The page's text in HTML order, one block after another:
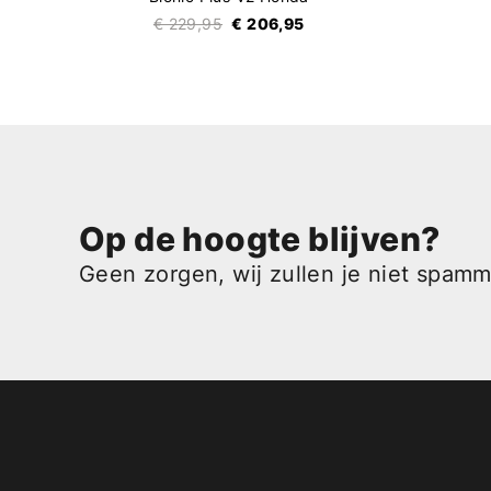
€ 229,95 € 206,95
Op de hoogte blijven?
Geen zorgen, wij zullen je niet